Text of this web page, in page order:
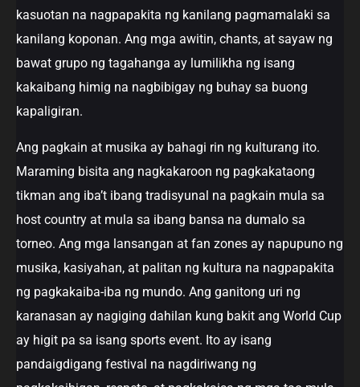
kasuotan na nagpapakita ng kanilang pagmamalaki sa
kanilang koponan. Ang mga awitin, chants, at sayaw ng
bawat grupo ng tagahanga ay lumilikha ng isang
kakaibang himig na nagbibigay ng buhay sa buong
kapaligiran.
Ang pagkain at musika ay bahagi rin ng kulturang ito.
Maraming bisita ang nagkakaroon ng pagkakataong
tikman ang iba’t ibang tradisyunal na pagkain mula sa
host country at mula sa ibang bansa na dumalo sa
torneo. Ang mga lansangan at fan zones ay napupuno ng
musika, kasiyahan, at palitan ng kultura na nagpapakita
ng pagkakaiba-iba ng mundo. Ang ganitong uri ng
karanasan ay nagiging dahilan kung bakit ang World Cup
ay higit pa sa isang sports event. Ito ay isang
pandaigdigang festival na nagdiriwang ng